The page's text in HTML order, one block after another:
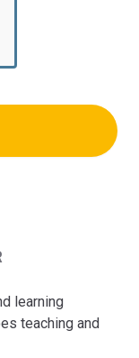
learning
teaching and